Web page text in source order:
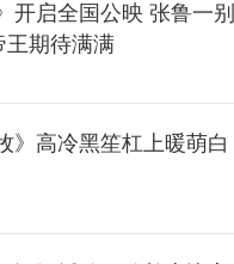
开启全国公映 张鲁一别
王期待满满
》高冷黑笙杠上暖萌白